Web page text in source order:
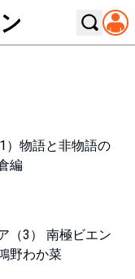
）物語と非物語の
編
（3） 南極ビエン
野わか菜